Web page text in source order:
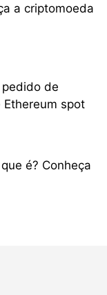
a criptomoeda
pedido de
Ethereum spot
é? Conheça